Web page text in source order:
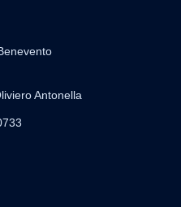
Antonella